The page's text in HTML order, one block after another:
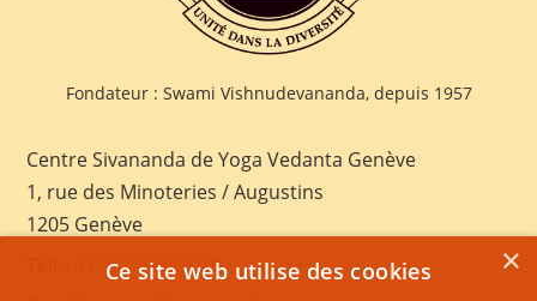
Fondateur : Swami Vishnudevananda, depuis 1957
Centre Sivananda de Yoga Vedanta Genève
1, rue des Minoteries / Augustins
1205 Genève
+41 022 328 03 28
×
Ce site web utilise des cookies